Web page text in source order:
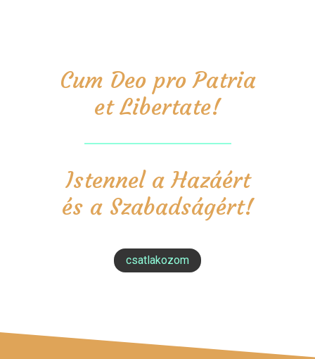
Cum Deo pro Patria
et Libertate!
Istennel a Hazáért
és a Szabadságért!
csatlakozom